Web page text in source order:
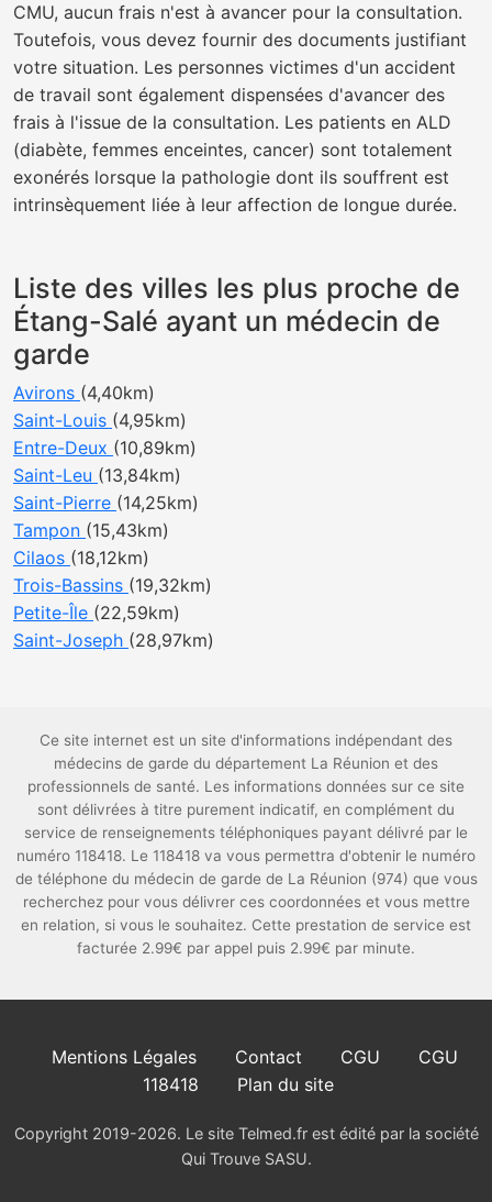
CMU, aucun frais n'est à avancer pour la consultation.
Toutefois, vous devez fournir des documents justifiant
votre situation. Les personnes victimes d'un accident
de travail sont également dispensées d'avancer des
frais à l'issue de la consultation. Les patients en ALD
(diabète, femmes enceintes, cancer) sont totalement
exonérés lorsque la pathologie dont ils souffrent est
intrinsèquement liée à leur affection de longue durée.
Liste des villes les plus proche de
Étang-Salé ayant un médecin de
garde
Avirons (4,40km)
Saint-Louis (4,95km)
Entre-Deux (10,89km)
Saint-Leu (13,84km)
Saint-Pierre (14,25km)
Tampon (15,43km)
Cilaos (18,12km)
Trois-Bassins (19,32km)
Petite-Île (22,59km)
Saint-Joseph (28,97km)
Ce site internet est un site d'informations indépendant des
médecins de garde du département La Réunion et des
professionnels de santé. Les informations données sur ce site
sont délivrées à titre purement indicatif, en complément du
service de renseignements téléphoniques payant délivré par le
numéro 118418. Le 118418 va vous permettra d'obtenir le numéro
de téléphone du médecin de garde de La Réunion (974) que vous
recherchez pour vous délivrer ces coordonnées et vous mettre
en relation, si vous le souhaitez. Cette prestation de service est
facturée 2.99€ par appel puis 2.99€ par minute.
Mentions Légales Contact CGU
CGU
118418
Plan du site
Copyright 2019-2026. Le site Telmed.fr est édité par la société
Qui Trouve SASU.